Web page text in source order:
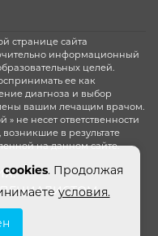
странице сайта
информационный
целей.
ее как
диагноза и выбор
вашим лечащим врачом.
не несет ответственности
в результате
на данном сайте.
cookies. Продолжая
условия.